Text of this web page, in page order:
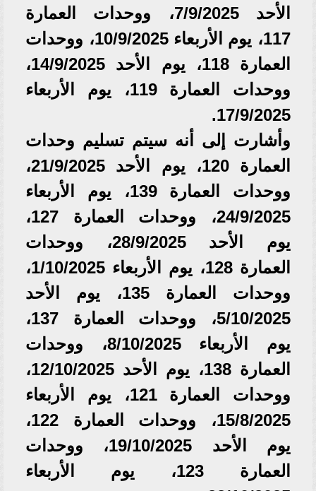
الأحد 7/9/2025، ووحدات العمارة
117، يوم الأربعاء 10/9/2025، ووحدات
العمارة 118، يوم الأحد 14/9/2025،
ووحدات العمارة 119، يوم الأربعاء
17/9/2025.
وأشارت إلى أنه سيتم تسليم وحدات
العمارة 120، يوم الأحد 21/9/2025،
ووحدات العمارة 139، يوم الأربعاء
24/9/2025، ووحدات العمارة 127،
يوم الأحد 28/9/2025، ووحدات
العمارة 128، يوم الأربعاء 1/10/2025،
ووحدات العمارة 135، يوم الأحد
5/10/2025، ووحدات العمارة 137،
يوم الأربعاء 8/10/2025، ووحدات
العمارة 138، يوم الأحد 12/10/2025،
ووحدات العمارة 121، يوم الأربعاء
15/8/2025، ووحدات العمارة 122،
يوم الأحد 19/10/2025، ووحدات
العمارة 123، يوم الأربعاء